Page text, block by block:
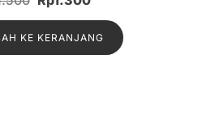
i
a
0
aslinya
adalah:
Rp1.500.
saat
ini
adalah:
KE KERANJANG